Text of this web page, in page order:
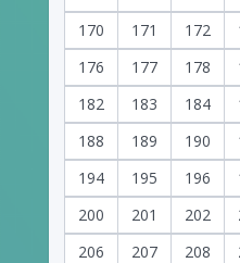
170
171 172
176
177 178
182
183 184
188
189 190
194
195 196
200
201 202
206
207 208